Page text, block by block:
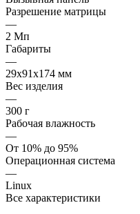
Разрешение матрицы
—
2 Мп
Габариты
—
29x91x174 мм
Вес изделия
—
300 г
Рабочая влажность
—
От 10% до 95%
Операционная система
—
Linux
Все характеристики